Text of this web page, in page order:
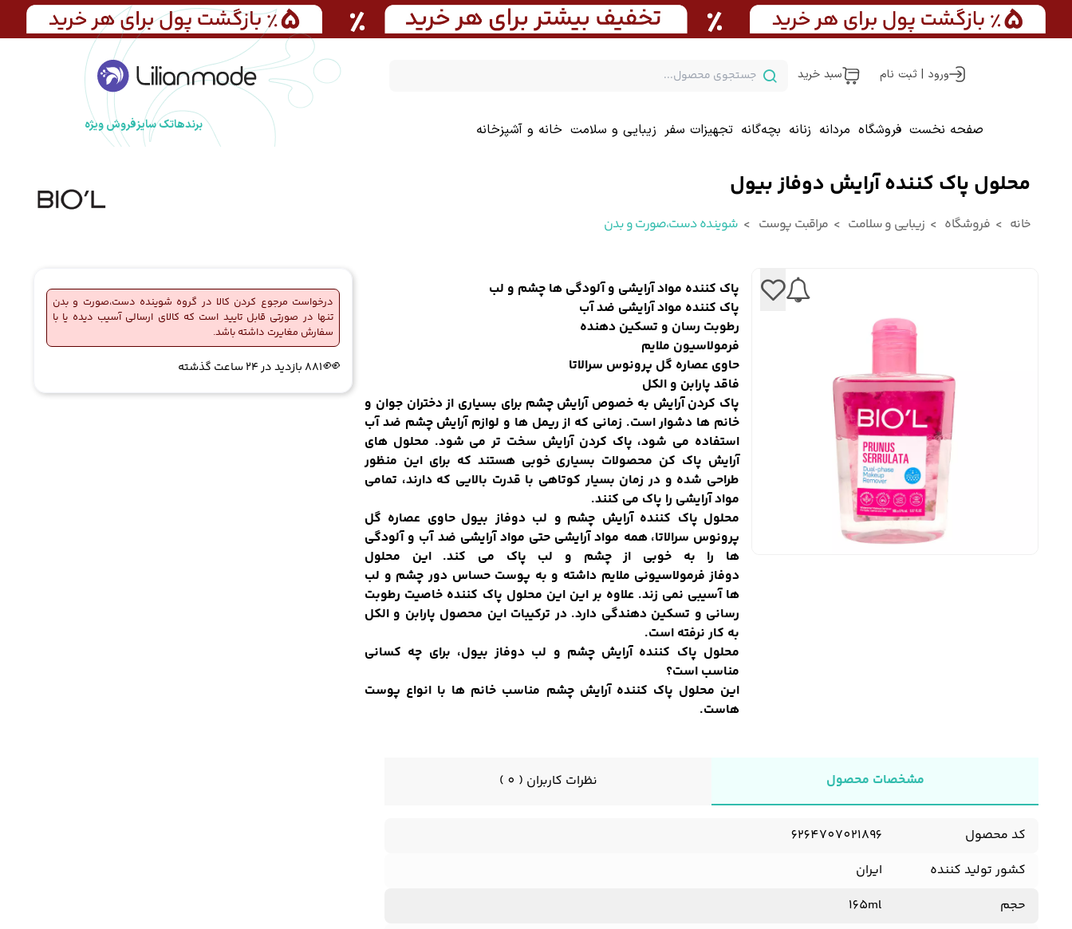
سبد خرید ورود | ثبت نام
صفحه نخست فروشگاه مردانه زنانه بچه‌گانه تجهیزات سفر زیبایی و سلامت خانه و آشپزخانه برندهاتک سایزفروش ویژه
محلول پاک کننده آرایش دوفاز بیول
خانه فروشگاه زیبایی و سلامت مراقبت پوست شوینده دست،صورت و بدن
پاک کننده مواد آرایشی و آلودگی ها چشم و لب
پاک کننده مواد آرایشی ضد آب
رطوبت رسان و تسکین دهنده
فرمولاسیون ملایم
حاوی عصاره گل پرونوس سرالاتا
فاقد پارابن و الکل
پاک کردن آرایش به خصوص آرایش چشم برای بسیاری از دختران جوان و
خانم ها دشوار است. زمانی که از ریمل ها و لوازم آرایش چشم ضد آب
استفاده می شود، پاک کردن آرایش سخت تر می شود. محلول های
آرایش پاک کن محصولات بسیاری خوبی هستند که برای این منظور
طراحی شده و در زمان بسیار کوتاهی با قدرت بالایی که دارند، تمامی
مواد آرایشی را پاک می کنند.
محلول پاک کننده آرایش چشم و لب دوفاز بیول حاوی عصاره گل
پرونوس سرالاتا، همه مواد آرایشی حتی مواد آرایشی ضد آب و آلودگی
ها را به خوبی از چشم و لب پاک می کند. این محلول
دوفاز فرمولاسیونی ملایم داشته و به پوست حساس دور چشم و لب
ها آسیبی نمی زند. علاوه بر این این محلول پاک کننده خاصیت رطوبت
رسانی و تسکین دهندگی دارد. در ترکیبات این محصول پارابن و الکل
به کار نرفته است.
محلول پاک کننده آرایش چشم و لب دوفاز بیول، برای چه کسانی
مناسب است؟
این محلول پاک کننده آرایش چشم مناسب خانم ها با انواع پوست
هاست.
درخواست مرجوع کردن کالا در گروه شوینده دست،صورت و بدن
تنها در صورتی قابل تایید است که کالای ارسالی آسیب دیده یا با
سفارش مغایرت داشته باشد.🔥8 فروش در هفته گذشته
👀881 بازدید در ۲۴ ساعت گذشته
مشخصات محصول نظرات کاربران ( 0 )
کد محصول
6264707021896
کشور تولید کننده
ایران
حجم
165ml